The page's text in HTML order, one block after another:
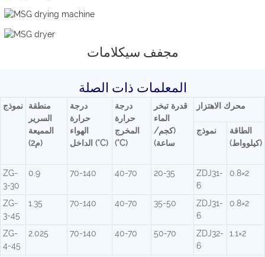
مجفف سيكلامات
المعلمات ذات الصلة
نموذج
منطقة
السرير
المميعة
(م2)
درجة
حرارة
الهواء
الداخل (°C)
درجة
حرارة
المخرج
(°C)
قدرة تبخر
الماء
(كجم/
ساعة)
محرك الاهتزاز
نموذج
الطاقة
(كيلوواط)
ZG-
3-30
0.9 70-140 40-70 20-35
ZDJ31-
6
0.8×2
ZG-
3-45
1.35 70-140 40-70 35-50
ZDJ31-
6
0.8×2
ZG-
4-45
2.025 70-140 40-70 50-70
ZDJ32-
6
1.1×2